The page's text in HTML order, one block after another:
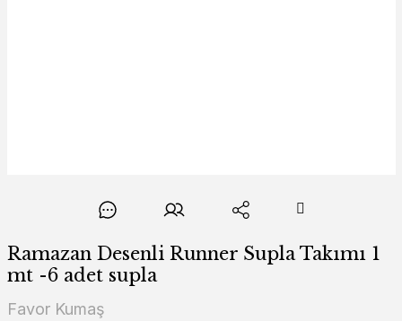
Ramazan Desenli Runner Supla Takımı 1
mt -6 adet supla
Favor Kumaş